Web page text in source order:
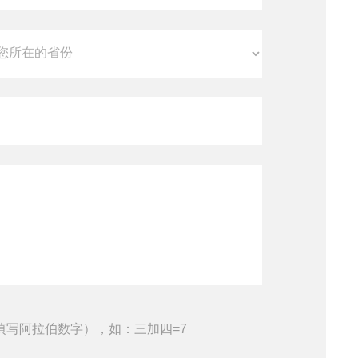
写阿拉伯数字），如：三加四=7